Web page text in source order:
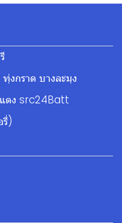
งกราด บางละมุง
ดง src24Batt
รี่)